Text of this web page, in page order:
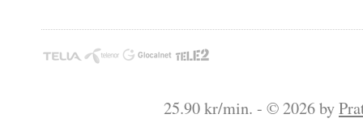
25.90 kr/min. - © 2026 by